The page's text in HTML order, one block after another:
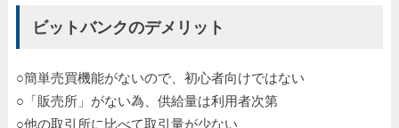
ビットバンクのデメリット
○簡単売買機能がないので、初心者向けではない
○「販売所」がない為、供給量は利用者次第
○他の取引所に比べて取引量が少ない